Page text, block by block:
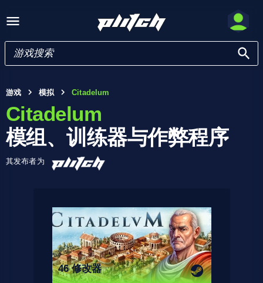
游戏 模拟 Citadelum
Citadelum
模组、训练器与作弊程序
其发布者为
46 修改器